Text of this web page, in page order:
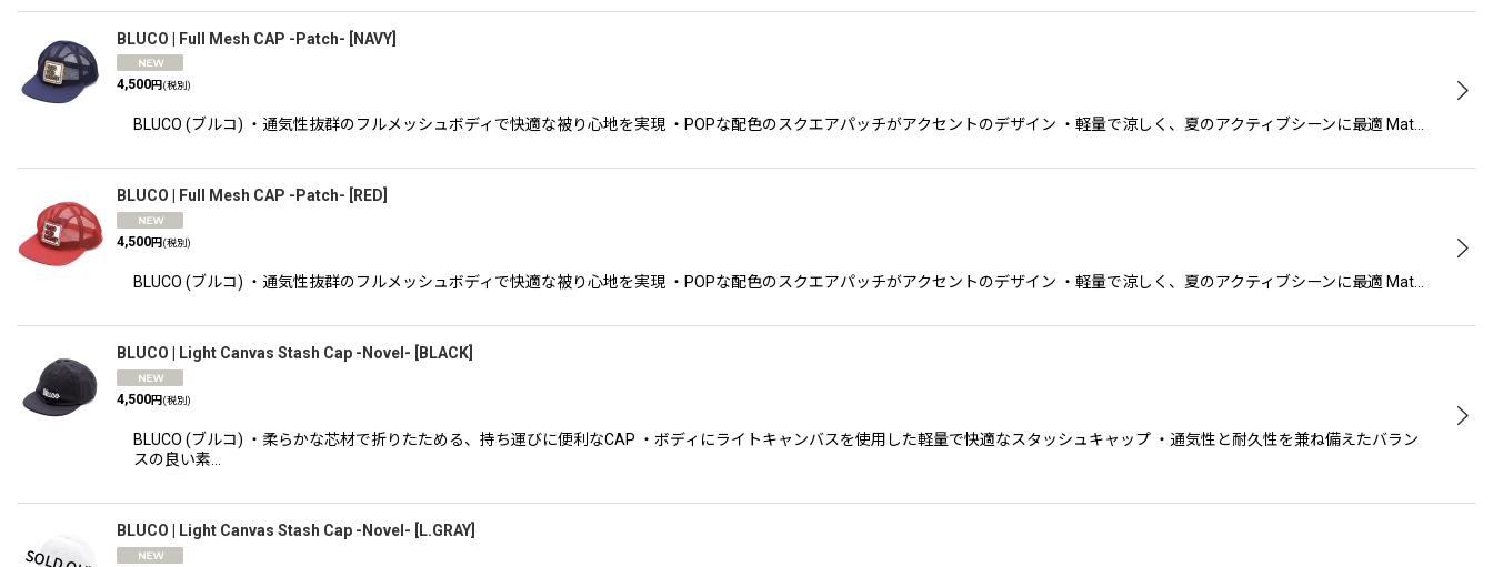
BLUCO | Full Mesh CAP -Patch- NAVY
4,500円 (税別)
BLUCO (ブルコ) ・通気性抜群のフルメッシュボディで快適な被り心地を実現 ・POPな配色のスクエアパッチがアクセントのデザイン ・軽量で涼しく、夏のアクティブシーンに最適 Mat…
BLUCO | Full Mesh CAP -Patch- RED
4,500円 (税別)
BLUCO (ブルコ) ・通気性抜群のフルメッシュボディで快適な被り心地を実現 ・POPな配色のスクエアパッチがアクセントのデザイン ・軽量で涼しく、夏のアクティブシーンに最適 Mat…
BLUCO | Light Canvas Stash Cap -Novel- BLACK
4,500円(税別)
BLUCO (ブルコ) ・柔らかな芯材で折りたためる、持ち運びに便利なCAP ・ボディにライトキャンバスを使用した軽量で快適なスタッシュキャップ ・通気性と耐久性を兼ね備えたバラン
スの良い素…
BLUCO | Light Canvas Stash Cap -Novel- L.GRAY